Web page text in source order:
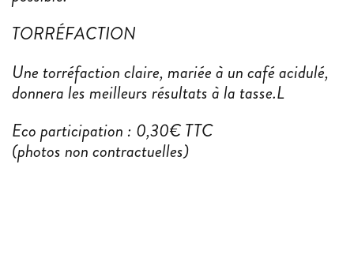
TORRÉFACTION
Une torréfaction claire, mariée à un café acidulé,
donnera les meilleurs résultats à la tasse.L
Eco participation : 0,30€ TTC
(photos non contractuelles)